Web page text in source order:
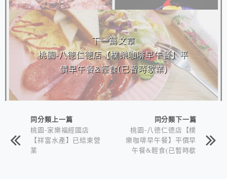
下一篇文章
桃園-八德仁德店【樸樂咖啡早午餐】平
價早午餐&輕食(已暫時歇業)
同分類上一篇
桃園-家樂福經國店
【祥富水產】已結束營
業
同分類下一篇
桃園-八德仁德店【樸
樂咖啡早午餐】平價早
午餐&輕食(已暫時歇